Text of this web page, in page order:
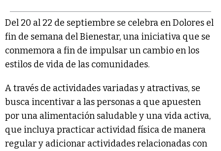
Del 20 al 22 de septiembre se celebra en Dolores el
fin de semana del Bienestar, una iniciativa que se
conmemora a fin de impulsar un cambio en los
estilos de vida de las comunidades.
A través de actividades variadas y atractivas, se
busca incentivar a las personas a que apuesten
por una alimentación saludable y una vida activa,
que incluya practicar actividad física de manera
regular y adicionar actividades relacionadas con